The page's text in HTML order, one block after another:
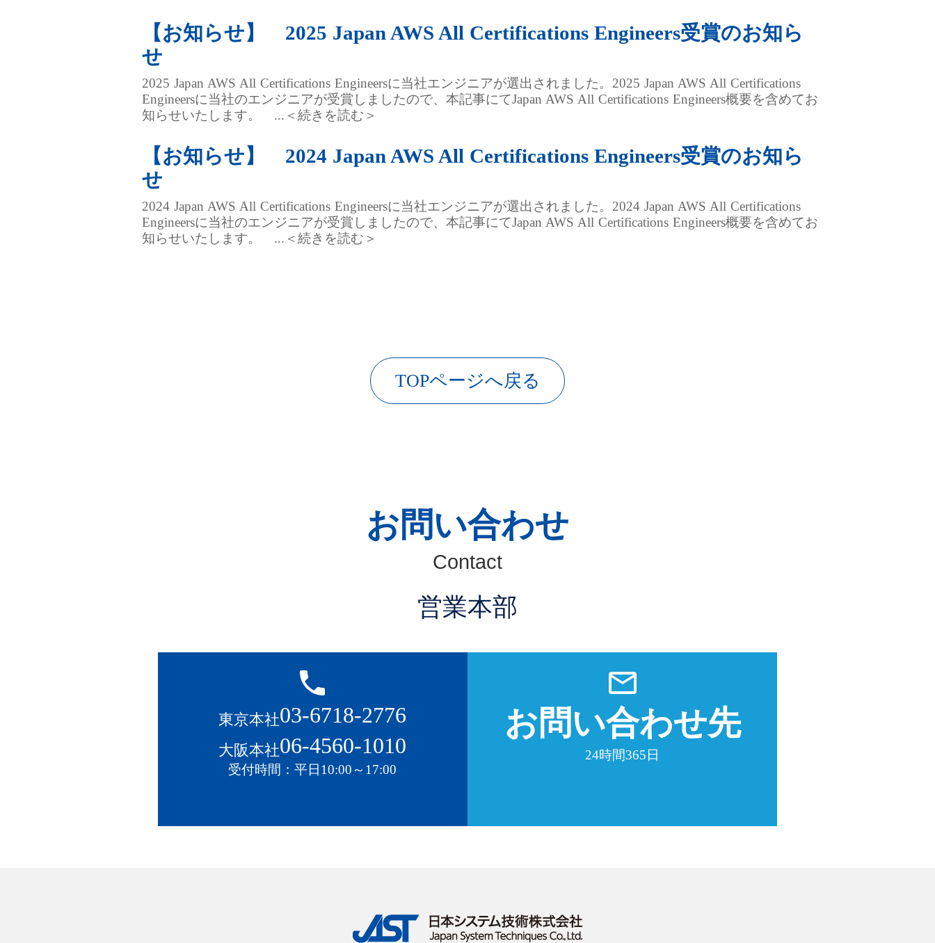
【お知らせ】 2025 Japan AWS All Certifications Engineers受賞のお知ら
せ
2025 Japan AWS All Certifications Engineersに当社エンジニアが選出されました。2025 Japan AWS All Certifications
Engineersに当社のエンジニアが受賞しましたので、本記事にてJapan AWS All Certifications Engineers概要を含めてお
知らせいたします。 ...＜続きを読む＞
【お知らせ】 2024 Japan AWS All Certifications Engineers受賞のお知ら
せ
2024 Japan AWS All Certifications Engineersに当社エンジニアが選出されました。2024 Japan AWS All Certifications
Engineersに当社のエンジニアが受賞しましたので、本記事にてJapan AWS All Certifications Engineers概要を含めてお
知らせいたします。 ...＜続きを読む＞
TOPページへ戻る
お問い合わせ
Contact
営業本部
local_phone
東京本社03-6718-2776
大阪本社06-4560-1010
受付時間：平日10:00～17:00
mail_outline
お問い合わせ先
24時間365日